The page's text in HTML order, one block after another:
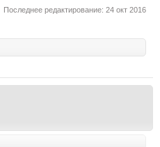
Последнее редактирование: 24 окт 2016